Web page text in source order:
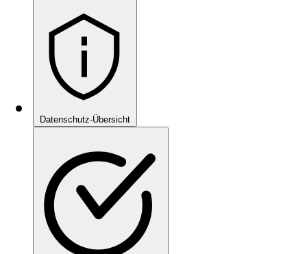
Datenschutz-Übersicht